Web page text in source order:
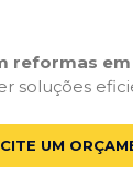
reformas em
soluções
UM